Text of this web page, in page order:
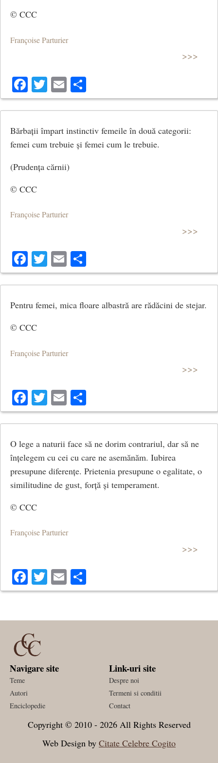
© CCC
Françoise Parturier
>>>
Facebook
Twitter
Email
Bărbații împart instinctiv femeile în două categorii:
femei cum trebuie și femei cum le trebuie.
(Prudența cărnii)
© CCC
Françoise Parturier
>>>
Facebook
Twitter
Email
Pentru femei, mica floare albastră are rădăcini de stejar.
© CCC
Françoise Parturier
>>>
Facebook
Twitter
Email
O lege a naturii face să ne dorim contrariul, dar să ne
înțelegem cu cei cu care ne asemănăm. Iubirea
presupune diferențe. Prietenia presupune o egalitate, o
similitudine de gust, forță și temperament.
© CCC
Françoise Parturier
>>>
Facebook
Twitter
Email
Navigare site
Teme
Autori
Enciclopedie
Link-uri site
Despre noi
Termeni si conditii
Contact
Copyright © 2010 - 2026 All Rights Reserved
Web Design by Citate Celebre Cogito